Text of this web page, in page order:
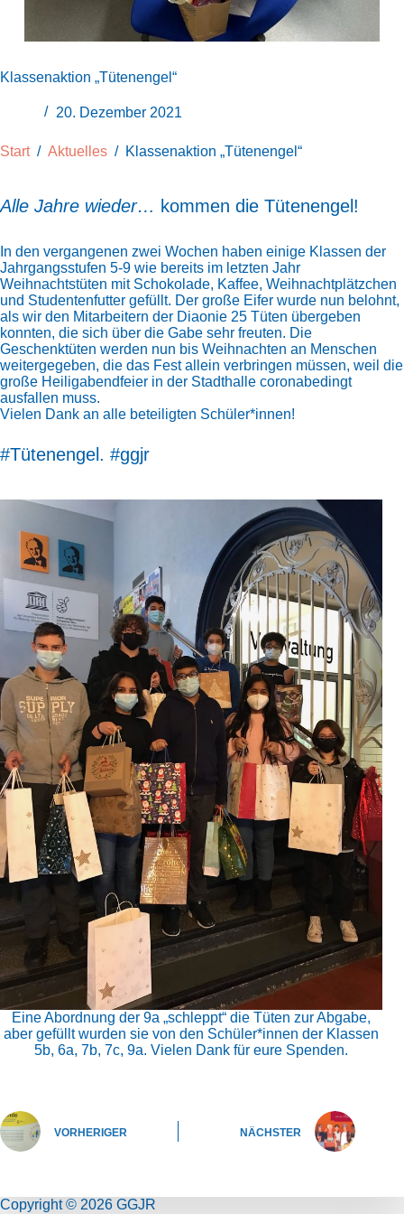
Klassenaktion „Tütenengel“
20. Dezember 2021
Start / Aktuelles / Klassenaktion „Tütenengel“
Alle Jahre wieder… kommen die Tütenengel!
In den vergangenen zwei Wochen haben einige Klassen der
Jahrgangsstufen 5-9 wie bereits im letzten Jahr
Weihnachtstüten mit Schokolade, Kaffee, Weihnachtplätzchen
und Studentenfutter gefüllt. Der große Eifer wurde nun belohnt,
als wir den Mitarbeitern der Diaonie 25 Tüten übergeben
konnten, die sich über die Gabe sehr freuten. Die
Geschenktüten werden nun bis Weihnachten an Menschen
weitergegeben, die das Fest allein verbringen müssen, weil die
große Heiligabendfeier in der Stadthalle coronabedingt
ausfallen muss.
Vielen Dank an alle beteiligten Schüler*innen!
#Tütenengel. #ggjr
Eine Abordnung der 9a „schleppt“ die Tüten zur Abgabe,
aber gefüllt wurden sie von den Schüler*innen der Klassen
5b, 6a, 7b, 7c, 9a. Vielen Dank für eure Spenden.
VORHERIGER NÄCHSTER
Copyright © 2026 GGJR